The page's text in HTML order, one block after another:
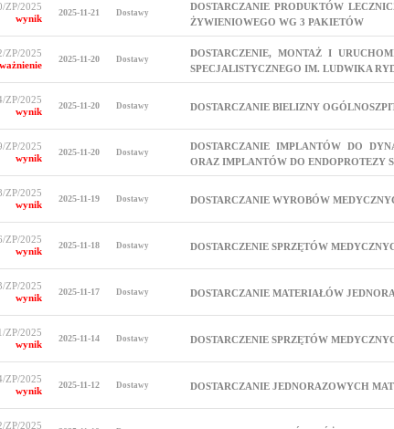
ZP/2025
wynik
2025-11-21 Dostawy
DOSTARCZANIE PRODUKTÓW
ŻYWIENIOWEGO WG 3 PAKIETÓW
ZP/2025
2025-11-20 Dostawy
DOSTARCZENIE, MONTAŻ I
SPECJALISTYCZNEGO IM. LUDWIKA
ZP/2025
wynik
2025-11-20 Dostawy DOSTARCZANIE BIELIZNY
ZP/2025
wynik
2025-11-20 Dostawy
DOSTARCZANIE IMPLANTÓW DO
ORAZ IMPLANTÓW DO ENDOPROTEZY
ZP/2025
wynik
2025-11-19 Dostawy DOSTARCZANIE WYROBÓW
ZP/2025
wynik
2025-11-18 Dostawy DOSTARCZENIE SPRZĘTÓW
ZP/2025
wynik
2025-11-17 Dostawy DOSTARCZANIE MATERIAŁÓW
ZP/2025
wynik
2025-11-14 Dostawy DOSTARCZENIE SPRZĘTÓW
ZP/2025
wynik
2025-11-12 Dostawy DOSTARCZANIE JEDNORAZOWYCH
ZP/2025